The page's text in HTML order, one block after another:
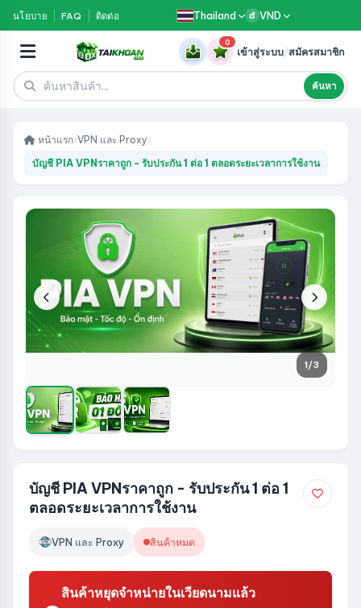
นโยบาย FAQ ติดต่อ Thailand đ VND
ค้นหา
0
เข้าสู่ระบบ/สมัครสมาชิก
หน้าแรก›VPN และ Proxy›
บัญชี PIA VPNราคาถูก - รับประกัน 1 ต่อ 1 ตลอดระยะเวลาการใช้งาน
1/3
บัญชี PIA VPNราคาถูก - รับประกัน 1 ต่อ 1
ตลอดระยะเวลาการใช้งาน
VPN และ Proxy สินค้าหมด
สินค้าหยุดจำหน่ายในเวียดนามแล้ว